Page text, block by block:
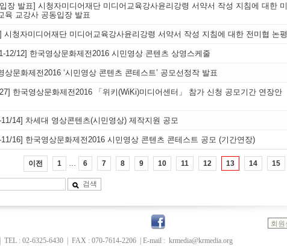
장 발표] 시청자미디어재단 미디어교육강사윤리강령 서약서 작성 지침에 대한 미
육 교강사 공동입장 발표
시청자미디어재단 미디어교육강사윤리강령 서약서 작성 지침에 대한 전미협 논평
12/12] 한국영상문화제전2016 시민영상 콘텐츠 상영스케줄
상문화제전2016 ‘시민영상 콘텐츠 콘테스트’ 공모선정작 발표
한국영상문화제전2016 「위키(WiKi)미디어센터」 참가 신청 공모기간 연장안
11/14] 차세대 영상콘텐츠(시민영상) 제작지원 공모
11/16] 한국영상문화제전2016 시민영상 콘텐츠 콘테스트 공모 (기간연장)
이전 1 6 7 8 9 10 11 12 13 14 15
검색
TEL : 02-6325-6430 | FAX : 070-7614-2206 | E-mail : krmedia@krmedia.org